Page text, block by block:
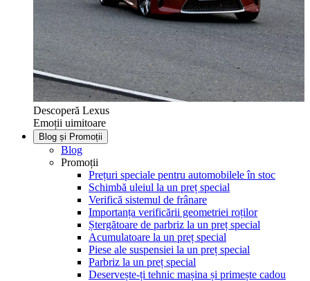
Descoperă Lexus
Emoții uimitoare
Blog și Promoții
Blog
Promoții
Prețuri speciale pentru automobilele în stoc
Schimbă uleiul la un preț special
Verifică sistemul de frânare
Importanța verificării geometriei roților
Ștergătoare de parbriz la un preț special
Acumulatoare la un preț special
Piese ale suspensiei la un preț special
Parbriz la un preț special
Deservește-ți tehnic mașina și primește cadou